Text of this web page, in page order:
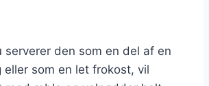
serverer den som en del af en
eller som en let frokost, vil